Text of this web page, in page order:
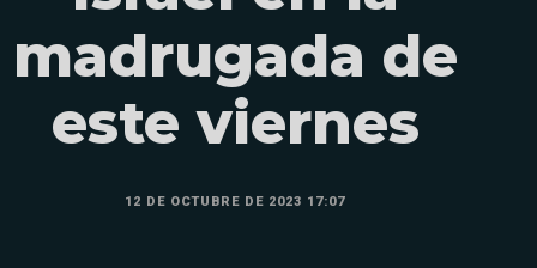
madrugada de
este viernes
12 DE OCTUBRE DE 2023 17:07